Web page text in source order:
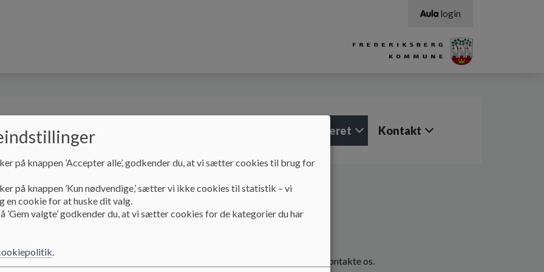
login
Nye forældre Job i Nykløveret Kontakt
Job i Nykløveret Ledige stilliger
Ledige stilliger
Er du interesseret i at høre mere om Nykløveret, er du velkommen til at kontakte os.
på knappen ’Accepter alle’, godkender du, at vi sætter cookies til brug for
på knappen ’Kun nødvendige,’ sætter vi ikke cookies til statistik – vi
en cookie for at huske dit valg.
’Gem valgte’ godkender du, at vi sætter cookies for de kategorier du har
.